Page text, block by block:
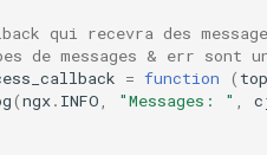
qui recevra des
de messages & err sont
= function (
(ngx. INFO "Messages: "